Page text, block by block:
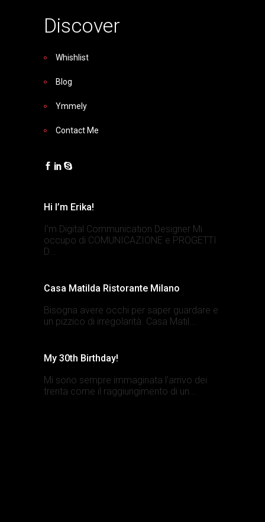
Discover
Whishlist
Blog
Ymmely
Contact Me
Hi I’m Erika!
I’m Digital Communication Designer Mi
occupo di COMUNICAZIONE e PROGETTI
D...
Casa Matilda Ristorante Milano
Bisogna avere occhi per saper guardare e
un pizzico di irregolarità. Casa Matil...
My 30th Birthday!
Mi sono sempre immaginata l’arrivo dei
trenta come il raggiungimento di un...